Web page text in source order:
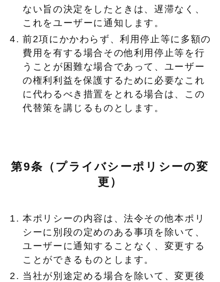
ない旨の決定をしたときは、遅滞なく、
これをユーザーに通知します。
前2項にかかわらず、利用停止等に多額の
費用を有する場合その他利用停止等を行
うことが困難な場合であって、ユーザー
の権利利益を保護するために必要なこれ
に代わるべき措置をとれる場合は、この
代替策を講じるものとします。
第9条（プライバシーポリシーの変
更）
本ポリシーの内容は、法令その他本ポリ
シーに別段の定めのある事項を除いて、
ユーザーに通知することなく、変更する
ことができるものとします。
当社が別途定める場合を除いて、変更後